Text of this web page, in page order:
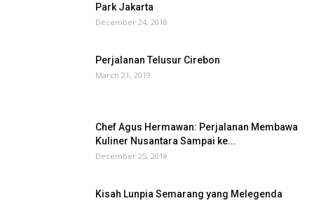
Park Jakarta
December 24, 2018
Perjalanan Telusur Cirebon
March 21, 2019
Chef Agus Hermawan: Perjalanan Membawa
Kuliner Nusantara Sampai ke...
December 25, 2018
Kisah Lunpia Semarang yang Melegenda